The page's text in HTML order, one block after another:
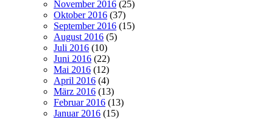
November 2016 (25)
Oktober 2016 (37)
September 2016 (15)
August 2016 (5)
Juli 2016 (10)
Juni 2016 (22)
Mai 2016 (12)
April 2016 (4)
März 2016 (13)
Februar 2016 (13)
Januar 2016 (15)